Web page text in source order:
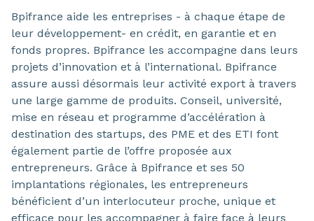
Bpifrance aide les entreprises - à chaque étape de
leur développement- en crédit, en garantie et en
fonds propres. Bpifrance les accompagne dans leurs
projets d’innovation et à l’international. Bpifrance
assure aussi désormais leur activité export à travers
une large gamme de produits. Conseil, université,
mise en réseau et programme d’accélération à
destination des startups, des PME et des ETI font
également partie de l’offre proposée aux
entrepreneurs. Grâce à Bpifrance et ses 50
implantations régionales, les entrepreneurs
bénéficient d’un interlocuteur proche, unique et
efficace pour les accompagner à faire face à leurs